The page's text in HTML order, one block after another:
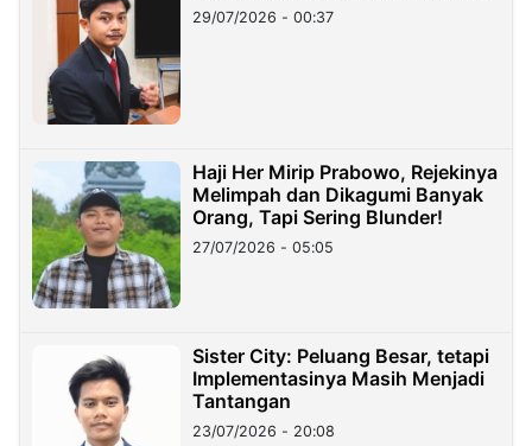
29/07/2026 - 00:37
Haji Her Mirip Prabowo, Rejekinya
Melimpah dan Dikagumi Banyak
Orang, Tapi Sering Blunder!
27/07/2026 - 05:05
Sister City: Peluang Besar, tetapi
Implementasinya Masih Menjadi
Tantangan
23/07/2026 - 20:08